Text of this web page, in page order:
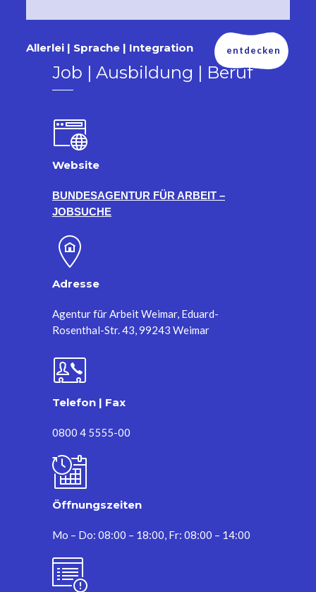
Allerlei | Sprache | Integration entdecken
Job | Ausbildung | Beruf
Website
BUNDESAGENTUR FÜR ARBEIT –
JOBSUCHE
Adresse
Agentur für Arbeit Weimar, Eduard-
Rosenthal-Str. 43, 99243 Weimar
Telefon | Fax
0800 4 5555-00
Öffnungszeiten
Mo – Do: 08:00 – 18:00, Fr: 08:00 – 14:00